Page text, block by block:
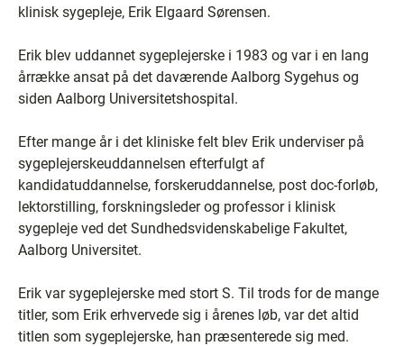
klinisk sygepleje, Erik Elgaard Sørensen.
Erik blev uddannet sygeplejerske i 1983 og var i en lang
årrække ansat på det daværende Aalborg Sygehus og
siden Aalborg Universitetshospital.
Efter mange år i det kliniske felt blev Erik underviser på
sygeplejerskeuddannelsen efterfulgt af
kandidatuddannelse, forskeruddannelse, post doc-forløb,
lektorstilling, forskningsleder og professor i klinisk
sygepleje ved det Sundhedsvidenskabelige Fakultet,
Aalborg Universitet.
Erik var sygeplejerske med stort S. Til trods for de mange
titler, som Erik erhvervede sig i årenes løb, var det altid
titlen som sygeplejerske, han præsenterede sig med.